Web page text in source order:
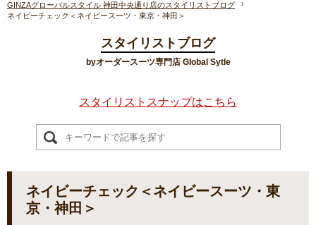
GINZAグローバルスタイル 神田中央通り店のスタイリストブログ
ネイビーチェック＜ネイビースーツ・東京・神田＞
スタイリストブログ
byオーダースーツ専門店 Global Sytle
スタイリストスナップはこちら
ネイビーチェック＜ネイビースーツ・東
京・神田＞